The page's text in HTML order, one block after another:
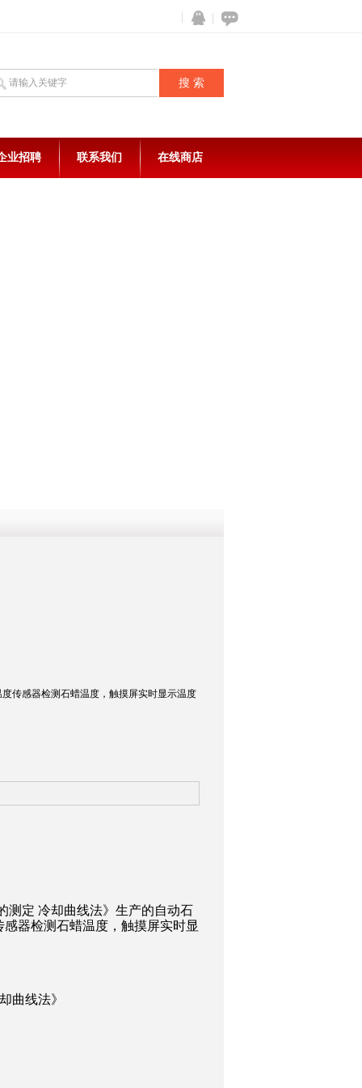
业招聘 联系我们 在线商店
传感器检测石蜡温度，触摸屏实时显示温度
测定 冷却曲线法》生产的自动石
器检测石蜡温度，触摸屏实时显
曲线法》